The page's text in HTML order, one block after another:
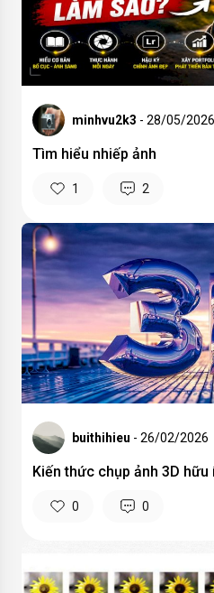
minhvu2k3 - 28/05/2026
Tìm hiểu nhiếp ảnh
1 2
buithihieu - 26/02/2026
Kiến thức chụp ảnh 3D
0 0